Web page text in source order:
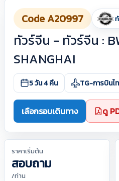
Code A20997
ทัวร์จีน - ทัวร์จีน :
SHANGHAI
5 วัน 4 คืน TG-การบินไ
เลือกรอบเดินทาง ดู
ราคาเริ่มต้น
สอบถาม
/ท่าน